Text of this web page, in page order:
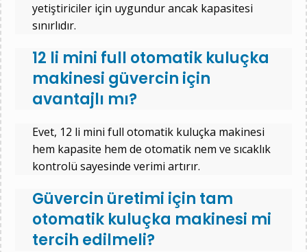
yetiştiriciler için uygundur ancak kapasitesi
sınırlıdır.
12 li mini full otomatik kuluçka
makinesi güvercin için
avantajlı mı?
Evet, 12 li mini full otomatik kuluçka makinesi
hem kapasite hem de otomatik nem ve sıcaklık
kontrolü sayesinde verimi artırır.
Güvercin üretimi için tam
otomatik kuluçka makinesi mi
tercih edilmeli?